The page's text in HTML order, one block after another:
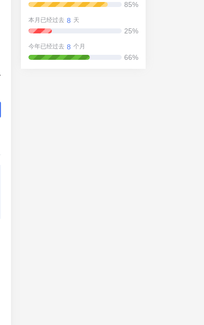
85%
本月已经过去 8 天
25%
今年已经过去 8 个月
66%